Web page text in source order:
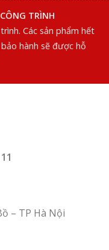
TRÌNH
Các sản phẩm hết
hành sẽ được hỗ
– TP Hà Nội